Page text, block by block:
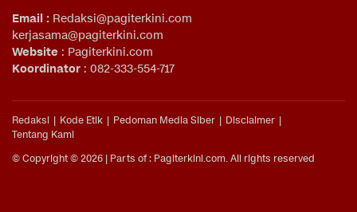
Email : Redaksi@pagiterkini.com
kerjasama@pagiterkini.com
Website : Pagiterkini.com
Koordinator : 082-333-554-717
Redaksi Kode Etik Pedoman Media Siber
Disclaimer
Tentang Kami
© Copyright © 2026 | Parts of : Pagiterkini.com. All rights reserved